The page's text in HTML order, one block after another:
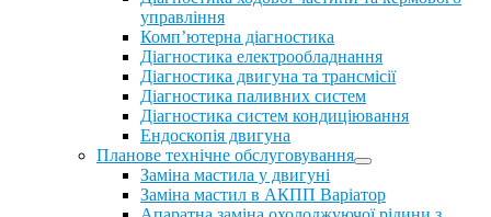
управління
Комп’ютерна діагностика
Діагностика електрообладнання
Діагностика двигуна та трансмісії
Діагностика паливних систем
Діагностика систем кондиціювання
Ендоскопія двигуна
Планове технічне обслуговування
Заміна мастила у двигуні
Заміна мастил в АКПП Варіатор